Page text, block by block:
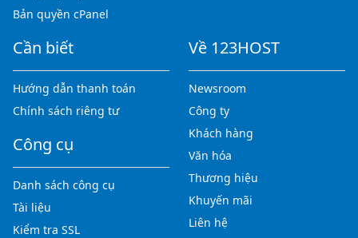
Bản quyền cPanel
Cần biết
Hướng dẫn thanh toán
Chính sách riêng tư
Công cụ
Danh sách công cụ
Tài liệu
Kiểm tra SSL
Về 123HOST
Newsroom
Công ty
Khách hàng
Văn hóa
Thương hiệu
Khuyến mãi
Liên hệ